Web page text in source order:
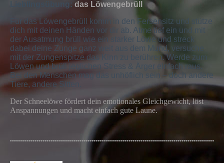
Lieblingsübung: das Löwengebrüll
Für das Löwengebrüll komm in den Fersensitz und stütze
dich mit deinen Händen vor dir ab. Atme tief ein und mit
der Ausatmung brüll wie ein starker Löwe und streck
dabei deine Zunge ganz weit aus dem Mund, versuche
mit der Zungenspitze das Kinn zu berühren. Werde zum
Löwen und brüll jeglichen Stress & Ärger einfach raus.
Bei den Menschen mag das unhöflich sein – doch andere
Tiere, andere Sitten.
Der Schneelöwe fördert dein emotionales Gleichgewicht, löst
Anspannungen und macht einfach gute Laune.